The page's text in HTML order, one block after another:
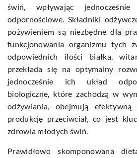
świń, wpływając
odpornościowe. Składniki
pożywieniem są niezbędne dla
funkcjonowania organizmu tych
odpowiednich ilości białka,
przekłada się na optymalny
jednocześnie ich układ
biologiczne, które zachodzą w
odżywiania, obejmują
produkcję przeciwciał, co jest
zdrowia młodych świń.
Prawidłowo skomponowana